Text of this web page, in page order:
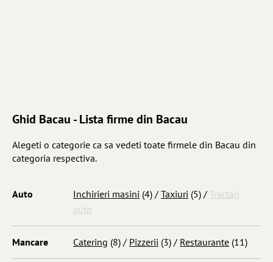
Ghid Bacau - Lista firme din Bacau
Alegeti o categorie ca sa vedeti toate firmele din Bacau din
categoria respectiva.
Auto Inchirieri masini (4) / Taxiuri (5) / Tractari
auto
Mancare Catering (8) / Pizzerii (3) / Restaurante (11)